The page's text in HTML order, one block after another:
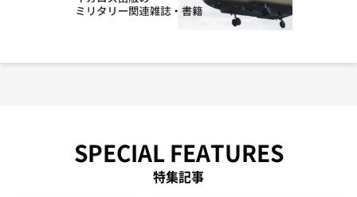
SPECIAL FEATURES
特集記事